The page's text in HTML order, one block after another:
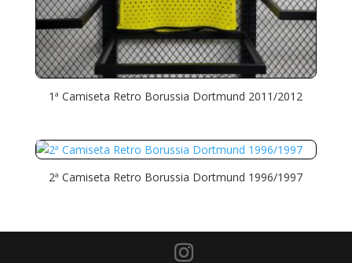
1ª Camiseta Retro Borussia Dortmund 2011/2012
2ª Camiseta Retro Borussia Dortmund 1996/1997